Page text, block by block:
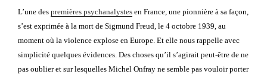
L’une des premières psychanalystes en France, une pionnière à sa façon,
s’est exprimée à la mort de Sigmund Freud, le 4 octobre 1939, au
moment où la violence explose en Europe. Et elle nous rappelle avec
simplicité quelques évidences. Des choses qu’il s’agirait peut-être de ne
pas oublier et sur lesquelles Michel Onfray ne semble pas vouloir porter